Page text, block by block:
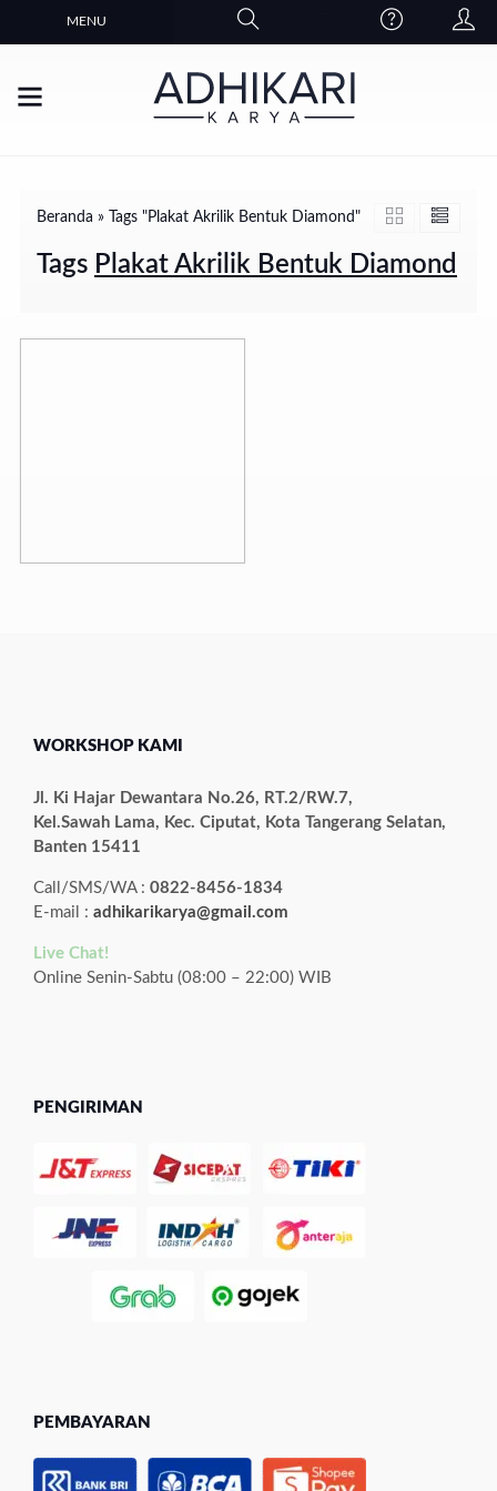
MENU
Beranda » Tags "Plakat Akrilik Bentuk Diamond"
Tags Plakat Akrilik Bentuk Diamond
WORKSHOP KAMI
Jl. Ki Hajar Dewantara No.26, RT.2/RW.7,
Kel.Sawah Lama, Kec. Ciputat, Kota Tangerang Selatan,
Banten 15411
Call/SMS/WA : 0822-8456-1834
E-mail : adhikarikarya@gmail.com
Live Chat!
Online Senin-Sabtu (08:00 – 22:00) WIB
PENGIRIMAN
PEMBAYARAN